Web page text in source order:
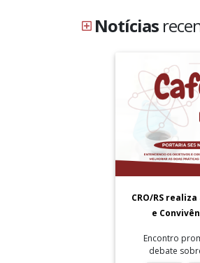
Notícias
CRO/RS
e
Encontro
debate